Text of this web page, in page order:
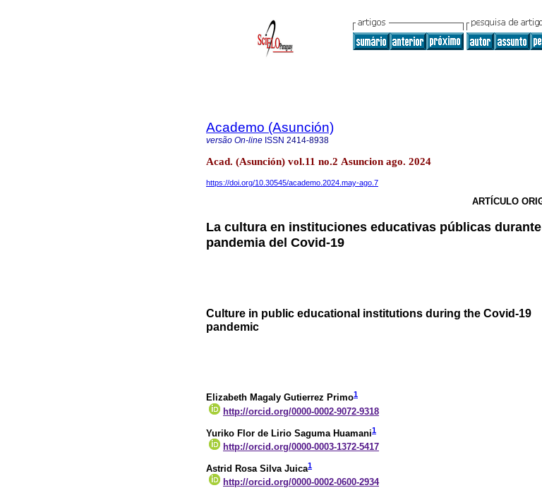
Academo (Asunción)
versão On-line ISSN 2414-8938
Acad. (Asunción) vol.11 no.2 Asuncion ago. 2024
https://doi.org/10.30545/academo.2024.may-ago.7
ARTÍCULO
La cultura en instituciones educativas públicas
pandemia del Covid-19
Culture in public educational institutions during the Covid-19
pandemic
Elizabeth Magaly Gutierrez Primo1
http://orcid.org/0000-0002-9072-9318
Yuriko Flor de Lirio Saguma Huamani1
http://orcid.org/0000-0003-1372-5417
Astrid Rosa Silva Juica1
http://orcid.org/0000-0002-0600-2934